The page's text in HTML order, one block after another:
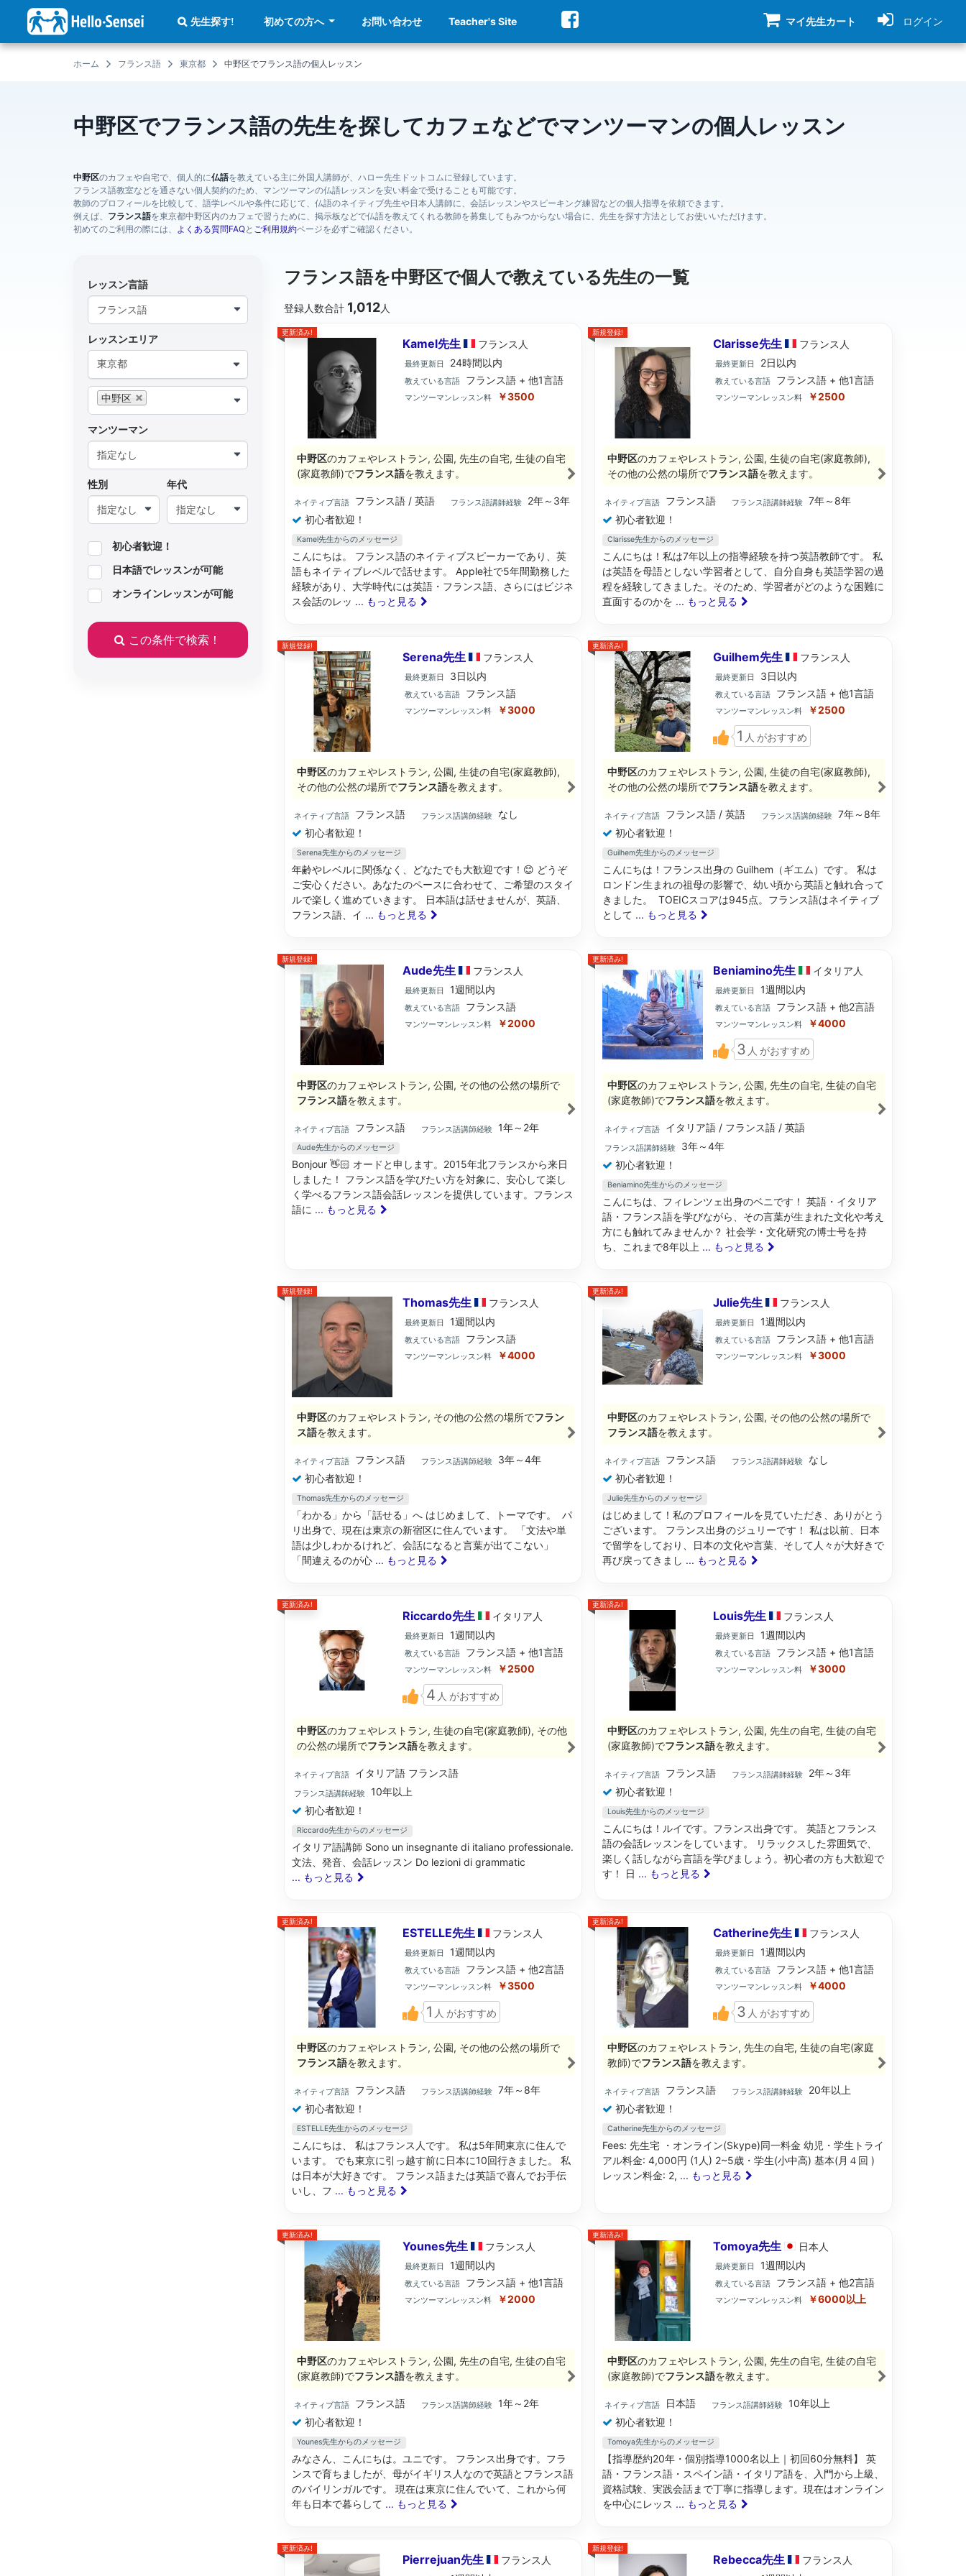
ン
先生探す! 初めての方へ お問い合わせ Teacher's Site マイ先生カート ログイン
ホーム フランス語 東京都 中野区でフランス語の個人レッスン
中野区でフランス語の先生を探してカフェなどでマンツーマンの個人レッスン
中野区のカフェや自宅で、個人的に仏語を教えている主に外国人講師が、ハロー先生ドットコムに登録しています。
フランス語教室などを通さない個人契約のため、マンツーマンの仏語レッスンを安い料金で受けることも可能です。
教師のプロフィールを比較して、語学レベルや条件に応じて、仏語のネイティブ先生や日本人講師に、会話レッスンやスピーキング練習などの個人指導を依頼できます。
例えば、 フランス語を東京都中野区内のカフェで習うために、掲示板などで仏語を教えてくれる教師を募集してもみつからない場合に、先生を探す方法としてお使いいただけます。
初めてのご利用の際には、 よくある質問FAQと ご利用規約ページを必ずご確認ください。
レッスン言語
レッスンエリア
東京都
中野区
マンツーマン
性別 年代
初心者歓迎！
日本語でレッスンが可能
オンラインレッスンが可能
この条件で検索！
フランス語を中野区で個人で教えている先生の一覧
登録人数合計 1,012人
更新済み!
Kamel先生 フランス 人
最終更新日 24時間以内
教えている言語 フランス語 + 他1言語
マンツーマンレッスン料 ￥3500
中野区のカフェやレストラン, 公園, 先生の自宅, 生徒の自宅
(家庭教師)でフランス語を教えます。
ネイティブ言語 フランス語 / 英語 フランス語講師経験
2年～3年
初心者歓迎！
Kamel先生からのメッセージ
こんにちは。 フランス語のネイティブスピーカーであり、英
語もネイティブレベルで話せます。 Apple社で5年間勤務した
経験があり、大学時代には英語・フランス語、さらにはビジネ
ス会話のレッ ... もっと見る
新規登録!
Clarisse先生 フランス 人
最終更新日 2日以内
教えている言語 フランス語 + 他1言語
マンツーマンレッスン料 ￥2500
中野区のカフェやレストラン, 公園, 生徒の自宅(家庭教師),
その他の公然の場所でフランス語を教えます。
ネイティブ言語 フランス語 フランス語講師経験
7年～8年
初心者歓迎！
Clarisse先生からのメッセージ
こんにちは！私は7年以上の指導経験を持つ英語教師です。 私
は英語を母語としない学習者として、自分自身も英語学習の過
程を経験してきました。そのため、学習者がどのような困難に
直面するのかを ... もっと見る
新規登録!
Serena先生 フランス 人
最終更新日 3日以内
教えている言語 フランス語
マンツーマンレッスン料 ￥3000
中野区のカフェやレストラン, 公園, 生徒の自宅(家庭教師),
その他の公然の場所でフランス語を教えます。
ネイティブ言語 フランス語 フランス語講師経験
なし
初心者歓迎！
Serena先生からのメッセージ
年齢やレベルに関係なく、どなたでも大歓迎です！😊 どうぞ
ご安心ください。あなたのペースに合わせて、ご希望のスタイ
ルで楽しく進めていきます。 日本語は話せませんが、英語、
フランス語、イ ... もっと見る
更新済み!
Guilhem先生 フランス 人
最終更新日 3日以内
教えている言語 フランス語 + 他1言語
マンツーマンレッスン料 ￥2500
1 人 がおすすめ
中野区のカフェやレストラン, 公園, 生徒の自宅(家庭教師),
その他の公然の場所でフランス語を教えます。
ネイティブ言語 フランス語 / 英語 フランス語講師経験
7年～8年
初心者歓迎！
Guilhem先生からのメッセージ
こんにちは！フランス出身の Guilhem（ギエム）です。 私は
ロンドン生まれの祖母の影響で、幼い頃から英語と触れ合って
きました。 TOEICスコアは945点。フランス語はネイティブ
として ... もっと見る
新規登録!
Aude先生 フランス 人
最終更新日 1週間以内
教えている言語 フランス語
マンツーマンレッスン料 ￥2000
中野区のカフェやレストラン, 公園, その他の公然の場所で
フランス語を教えます。
ネイティブ言語 フランス語 フランス語講師経験 1年～2年
Aude先生からのメッセージ
Bonjour 👋🏻 オードと申します。2015年北フランスから来日
しました！ フランス語を学びたい方を対象に、安心して楽し
く学べるフランス語会話レッスンを提供しています。フランス
語に ... もっと見る
更新済み!
Beniamino先生 イタリア 人
最終更新日 1週間以内
教えている言語 フランス語 + 他2言語
マンツーマンレッスン料 ￥4000
3 人 がおすすめ
中野区のカフェやレストラン, 公園, 先生の自宅, 生徒の自宅
(家庭教師)でフランス語を教えます。
ネイティブ言語 イタリア語 / フランス語 / 英語
フランス語講師経験
3年～4年
初心者歓迎！
Beniamino先生からのメッセージ
こんにちは、フィレンツェ出身のベニです！ 英語・イタリア
語・フランス語を学びながら、その言葉が生まれた文化や考え
方にも触れてみませんか？ 社会学・文化研究の博士号を持
ち、これまで8年以上 ... もっと見る
新規登録!
Thomas先生 フランス 人
最終更新日 1週間以内
教えている言語 フランス語
マンツーマンレッスン料 ￥4000
中野区のカフェやレストラン, その他の公然の場所でフラン
ス語を教えます。
ネイティブ言語 フランス語 フランス語講師経験
3年～4年
初心者歓迎！
Thomas先生からのメッセージ
「わかる」から「話せる」へ はじめまして、トーマです。 パ
リ出身で、現在は東京の新宿区に住んでいます。 「文法や単
語は少しわかるけれど、会話になると言葉が出てこない」
「間違えるのが心 ... もっと見る
更新済み!
Julie先生 フランス 人
最終更新日 1週間以内
教えている言語 フランス語 + 他1言語
マンツーマンレッスン料 ￥3000
中野区のカフェやレストラン, 公園, その他の公然の場所で
フランス語を教えます。
ネイティブ言語 フランス語 フランス語講師経験
なし
初心者歓迎！
Julie先生からのメッセージ
はじめまして！私のプロフィールを見ていただき、ありがとう
ございます。 フランス出身のジュリーです！ 私は以前、日本
で留学をしており、日本の文化や言葉、そして人々が大好きで
再び戻ってきまし ... もっと見る
更新済み!
Riccardo先生 イタリア 人
最終更新日 1週間以内
教えている言語 フランス語 + 他1言語
マンツーマンレッスン料 ￥2500
4 人 がおすすめ
中野区のカフェやレストラン, 生徒の自宅(家庭教師), その他
の公然の場所でフランス語を教えます。
ネイティブ言語 イタリア語 フランス語
フランス語講師経験
10年以上
初心者歓迎！
Riccardo先生からのメッセージ
イタリア語講師 Sono un insegnante di italiano professionale.
文法、発音、会話レッスン Do lezioni di grammatic
... もっと見る
更新済み!
Louis先生 フランス 人
最終更新日 1週間以内
教えている言語 フランス語 + 他1言語
マンツーマンレッスン料 ￥3000
中野区のカフェやレストラン, 公園, 先生の自宅, 生徒の自宅
(家庭教師)でフランス語を教えます。
ネイティブ言語 フランス語 フランス語講師経験
2年～3年
初心者歓迎！
Louis先生からのメッセージ
こんにちは！ルイです。フランス出身です。 英語とフランス
語の会話レッスンをしています。 リラックスした雰囲気で、
楽しく話しながら言語を学びましょう。初心者の方も大歓迎で
す！ 日 ... もっと見る
更新済み!
ESTELLE先生 フランス 人
最終更新日 1週間以内
教えている言語 フランス語 + 他2言語
マンツーマンレッスン料 ￥3500
1 人 がおすすめ
中野区のカフェやレストラン, 公園, その他の公然の場所で
フランス語を教えます。
ネイティブ言語 フランス語 フランス語講師経験
7年～8年
初心者歓迎！
ESTELLE先生からのメッセージ
こんにちは、 私はフランス人です。 私は5年間東京に住んで
います。 でも東京に引っ越す前に日本に10回行きました。 私
は日本が大好きです。 フランス語または英語で喜んでお手伝
いし、フ ... もっと見る
更新済み!
Catherine先生 フランス 人
最終更新日 1週間以内
教えている言語 フランス語 + 他1言語
マンツーマンレッスン料 ￥4000
3 人 がおすすめ
中野区のカフェやレストラン, 先生の自宅, 生徒の自宅(家庭
教師)でフランス語を教えます。
ネイティブ言語 フランス語 フランス語講師経験
20年以上
初心者歓迎！
Catherine先生からのメッセージ
Fees: 先生宅 ・オンライン(Skype)同一料金 幼児・学生トライ
アル料金: 4,000円 (1人) 2~5歳・学生(小中高) 基本(月４回 )
レッスン料金: 2, ... もっと見る
更新済み!
Younes先生 フランス 人
最終更新日 1週間以内
教えている言語 フランス語 + 他1言語
マンツーマンレッスン料 ￥2000
中野区のカフェやレストラン, 公園, 先生の自宅, 生徒の自宅
(家庭教師)でフランス語を教えます。
ネイティブ言語 フランス語 フランス語講師経験
1年～2年
初心者歓迎！
Younes先生からのメッセージ
みなさん、こんにちは。ユニです。 フランス出身です。フラ
ンスで育ちましたが、母がイギリス人なので英語とフランス語
のバイリンガルです。 現在は東京に住んでいて、これから何
年も日本で暮らして ... もっと見る
更新済み!
Tomoya先生 日本 人
最終更新日 1週間以内
教えている言語 フランス語 + 他2言語
マンツーマンレッスン料 ￥6000以上
中野区のカフェやレストラン, 公園, 先生の自宅, 生徒の自宅
(家庭教師)でフランス語を教えます。
ネイティブ言語 日本語 フランス語講師経験
10年以上
初心者歓迎！
Tomoya先生からのメッセージ
【指導歴約20年・個別指導1000名以上｜初回60分無料】 英
語・フランス語・スペイン語・イタリア語を、入門から上級、
資格試験、実践会話まで丁寧に指導します。現在はオンライン
を中心にレッス ... もっと見る
更新済み!
Pierrejuan先生 フランス 人
新規登録!
Rebecca先生 フランス 人